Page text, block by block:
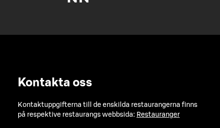
Kontakta oss
Kontaktuppgifterna till de enskilda restaurangerna finns
på respektive restaurangs webbsida: Restauranger